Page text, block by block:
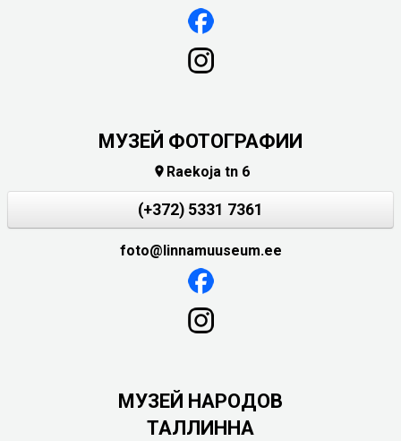
МУЗЕЙ ФОТОГРАФИИ
 Raekoja tn 6
(+372) 5331 7361
foto@linnamuuseum.ee
MУЗЕЙ НАРОДОВ
ТАЛЛИННА